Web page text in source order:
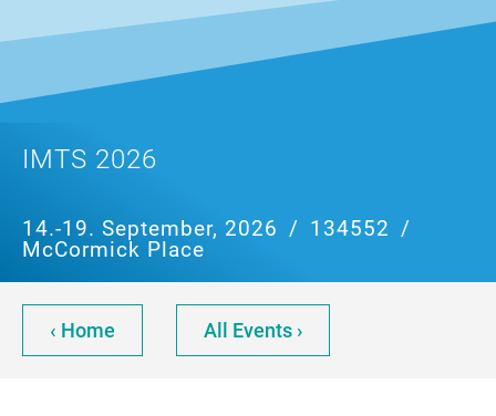
IMTS 2026
14.-19. September, 2026 / 134552 /
McCormick Place
‹ Home All Events ›